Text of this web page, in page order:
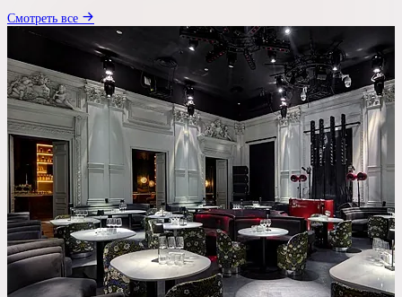
Требования к площадке
Проектор / Экран
Переговорная
Wi-Fi
Сцена
Своя парковка
Свой алкоголь
Показать результаты
Сбросить
Смотреть все